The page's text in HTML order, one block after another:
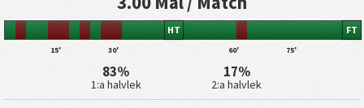
15' 30'
HT
60' 75'
FT
83%
1:a halvlek
17%
2:a halvlek